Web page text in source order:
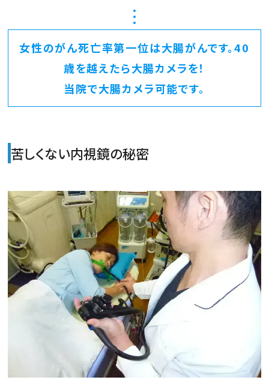
女性のがん死亡率第一位は大腸がんです。40
歳を越えたら大腸カメラを！
当院で大腸カメラ可能です。
苦しくない内視鏡の秘密